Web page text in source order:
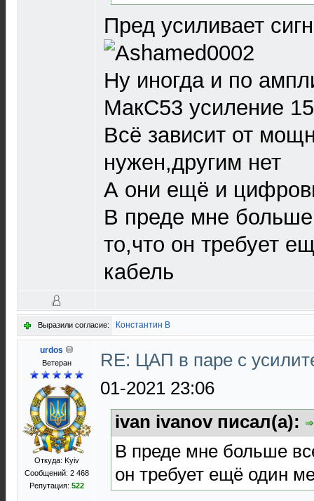
Пред усиливает
Ну иногда и по
МакС53 усиление
Всё зависит от
нужен,другим нет
А они ещё и
В преде мне больше
то,что он требует
кабель
Выразили согласие: Константин В
urdos
Ветеран
Откуда: Kyiv
Сообщений: 2 468
Репутация: 522
RE: ЦАП в паре с
01-2021 23:06
ivan ivanov писал(а):
В преде мне больше
он требует ещё один